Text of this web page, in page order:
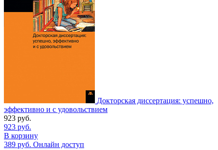
Докторская диссертация: успешно,
эффективно и с удовольствием
923 руб.
923 руб.
В корзину
389 руб. Онлайн доступ